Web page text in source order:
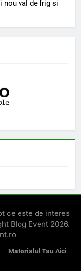
nou val de frig si
ce este de interes
Blog Event 2026.
Materialul Tau Aici